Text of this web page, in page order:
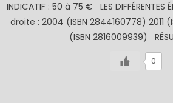
INDICATIF : 50 à 75 € LES DIFFÉRENTES
droite : 2004 (ISBN 2844160778) 2011
(ISBN 2816009939)
0